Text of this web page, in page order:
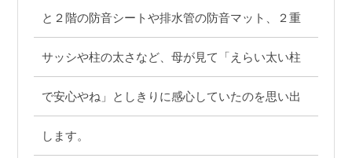
と２階の防音シートや排水管の防音マット、２重
サッシや柱の太さなど、母が見て「えらい太い柱
で安心やね」としきりに感心していたのを思い出
します。